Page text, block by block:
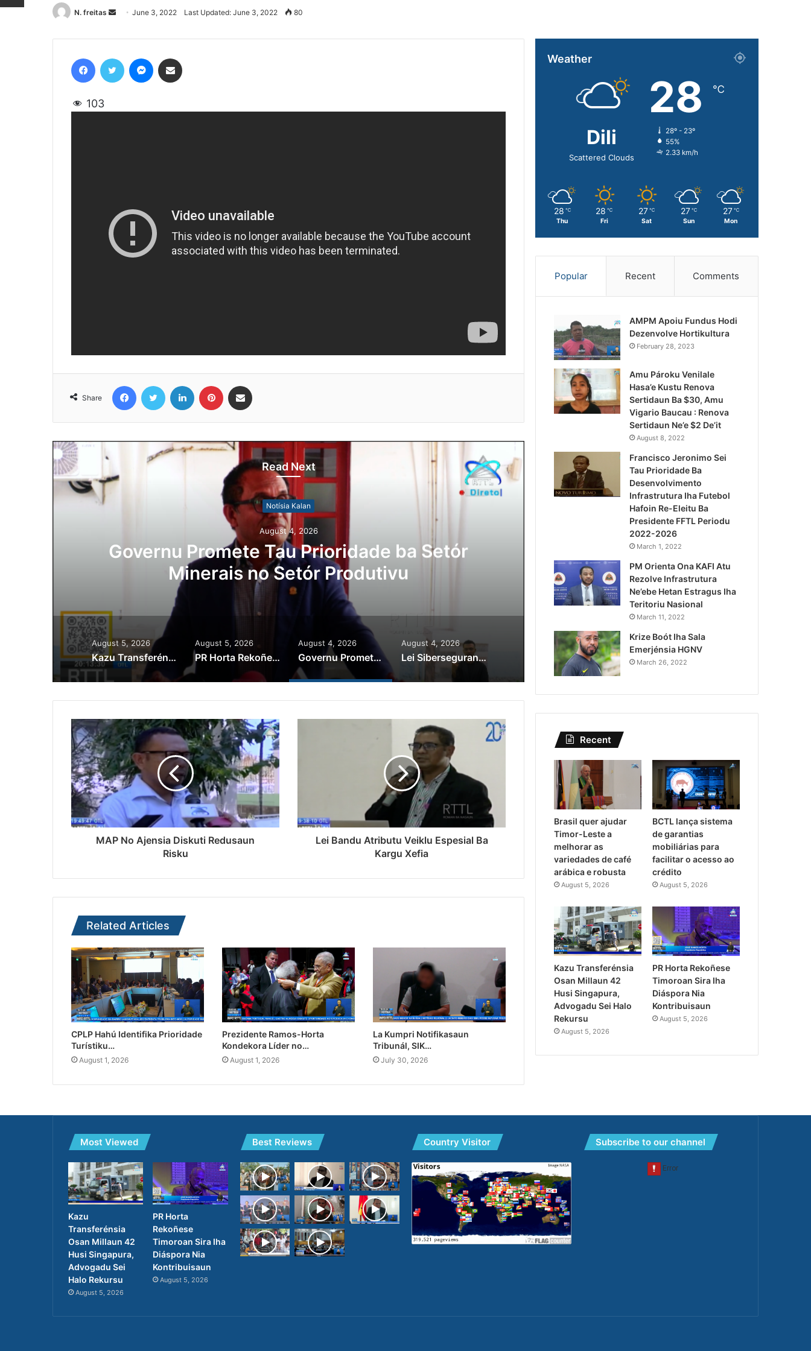
N. freitas
Send
email
June 3, 2022 Last Updated: June 3, 2022 80
103
Share
Read Next
Notísia Kalan
August 4, 2026
Governu Promete Tau Prioridade ba Setór
Minerais no Setór Produtivu
Lei Siberseguransa Ajuda
Kaptura Autór Kriminozu
Estranjeiru
August 5, 2026
Kazu Transferénsia Osan Millaun 42 Husi Singapura, Advogadu Sei Halo Rekursu
August 5, 2026
PR Horta Rekoñese Timoroan Sira Iha Diáspora Nia Kontribuisaun
August 4, 2026
Governu Promete Tau Prioridade ba Setór Minerais no Setór Produtivu
August 4, 2026
Lei Siberseguransa Ajuda Autoridade Polisiál Kaptura Autór Kriminozu ho Paradeiru Iha Estranjeiru
MAP No Ajensia Diskuti Redusaun
Risku
Lei Bandu Atributu Veiklu Espesial Ba
Kargu Xefia
Related Articles
CPLP Hahú Identifika Prioridade
Turístiku…
August 1, 2026
Prezidente Ramos-Horta
Kondekora Líder no…
August 1, 2026
La Kumpri Notifikasaun
Tribunál, SIK…
July 30, 2026
Weather
Dili
Scattered Clouds
28 ℃
28º - 23º
55%
2.33 km/h
28 ℃
Thu
28 ℃
Fri
27 ℃
Sat
27 ℃
Sun
27 ℃
Mon
Popular Recent Comments
AMPM Apoiu Fundus Hodi
Dezenvolve Hortikultura
February 28, 2023
Amu Pároku Venilale
Hasa’e Kustu Renova
Sertidaun Ba $30, Amu
Vigario Baucau : Renova
Sertidaun Ne’e $2 De’it
August 8, 2022
Francisco Jeronimo Sei
Tau Prioridade Ba
Desenvolvimento
Infrastrutura Iha Futebol
Hafoin Re-Eleitu Ba
Presidente FFTL Periodu
2022-2026
March 1, 2022
PM Orienta Ona KAFI Atu
Rezolve Infrastrutura
Ne’ebe Hetan Estragus Iha
Teritoriu Nasional
March 11, 2022
Krize Boót Iha Sala
Emerjénsia HGNV
March 26, 2022
Recent
Brasil quer ajudar
Timor-Leste a
melhorar as
variedades de café
arábica e robusta
August 5, 2026
BCTL lança sistema
de garantias
mobiliárias para
facilitar o acesso ao
crédito
August 5, 2026
Kazu Transferénsia
Osan Millaun 42
Husi Singapura,
Advogadu Sei Halo
Rekursu
August 5, 2026
PR Horta Rekoñese
Timoroan Sira Iha
Diáspora Nia
Kontribuisaun
August 5, 2026
Most Viewed
Kazu
Transferénsia
Osan Millaun 42
Husi Singapura,
Advogadu Sei
Halo Rekursu
August 5, 2026
PR Horta
Rekoñese
Timoroan Sira Iha
Diáspora Nia
Kontribuisaun
August 5, 2026
Best Reviews Country Visitor Subscribe to our channel